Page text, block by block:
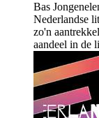
Bas
Nederlandse
zo'n
aandeel in de